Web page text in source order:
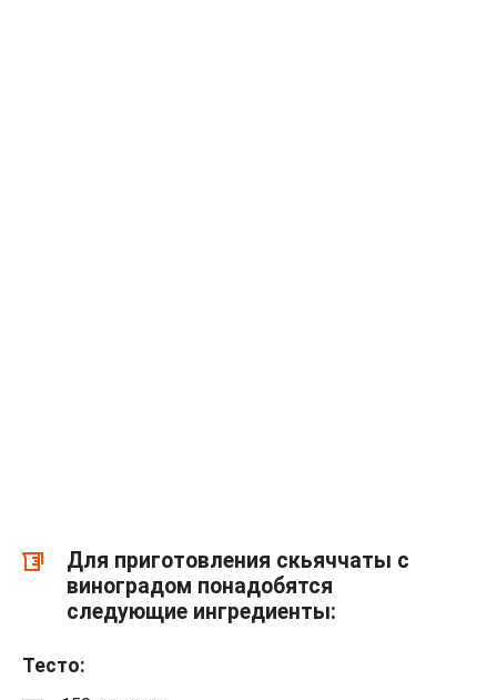
Для приготовления скьяччаты с
виноградом понадобятся
следующие ингредиенты:
Тесто: